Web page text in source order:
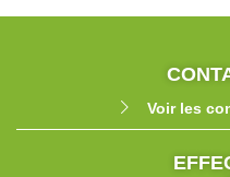
Voir les